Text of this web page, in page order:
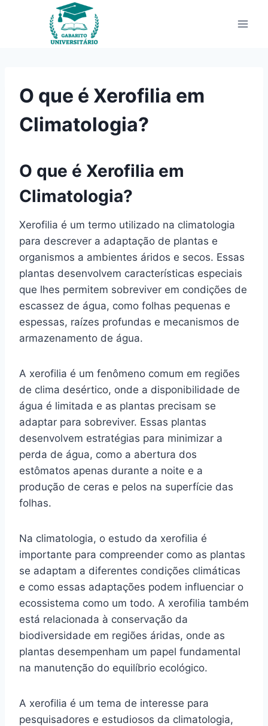
O que é Xerofilia em
Climatologia?
O que é Xerofilia em
Climatologia?
Xerofilia é um termo utilizado na climatologia
para descrever a adaptação de plantas e
organismos a ambientes áridos e secos. Essas
plantas desenvolvem características especiais
que lhes permitem sobreviver em condições de
escassez de água, como folhas pequenas e
espessas, raízes profundas e mecanismos de
armazenamento de água.
A xerofilia é um fenômeno comum em regiões
de clima desértico, onde a disponibilidade de
água é limitada e as plantas precisam se
adaptar para sobreviver. Essas plantas
desenvolvem estratégias para minimizar a
perda de água, como a abertura dos
estômatos apenas durante a noite e a
produção de ceras e pelos na superfície das
folhas.
Na climatologia, o estudo da xerofilia é
importante para compreender como as plantas
se adaptam a diferentes condições climáticas
e como essas adaptações podem influenciar o
ecossistema como um todo. A xerofilia também
está relacionada à conservação da
biodiversidade em regiões áridas, onde as
plantas desempenham um papel fundamental
na manutenção do equilíbrio ecológico.
A xerofilia é um tema de interesse para
pesquisadores e estudiosos da climatologia,